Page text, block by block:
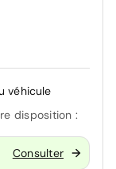
véhicule
disposition :
Consulter